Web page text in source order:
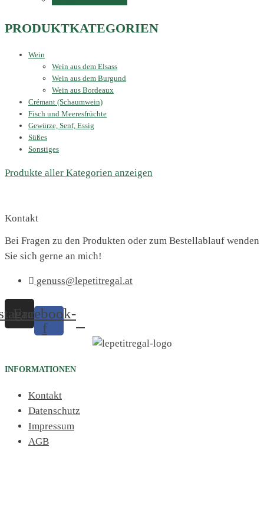
PRODUKTKATEGORIEN
Wein
Wein aus dem Elsass
Wein aus dem Burgund
Wein aus Bordeaux
Crémant (Schaumwein)
Fisch und Meeresfrüchte
Gewürze, Senf, Essig
Süßes
Sonstiges
Produkte aller Kategorien anzeigen
Kontakt
Bei Fragen zu den Produkten oder zum Bestellablauf wenden
Sie sich gerne an mich!
genuss@lepetitregal.at
Facebook-
f
INFORMATIONEN
Kontakt
Datenschutz
Impressum
AGB